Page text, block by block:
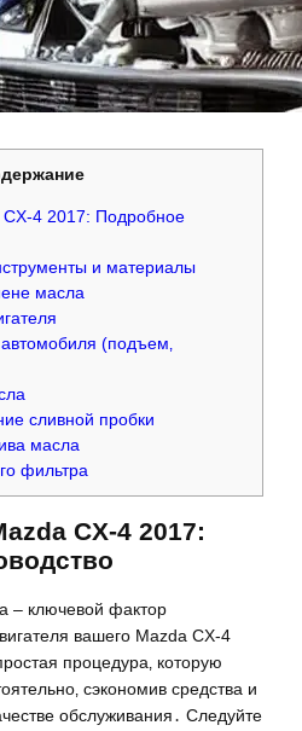
4 2017: Подробное
и материалы
масла
(подъем‚
сливной пробки
масла
фильтра
CX-4 2017:
– ключевой фактор
вашего Mazda CX-4
процедура‚ которую
сэкономив средства и
обслуживания․ Следуйте